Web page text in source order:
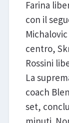
Farina
con il
centro,
Rossini
La
coach
set,